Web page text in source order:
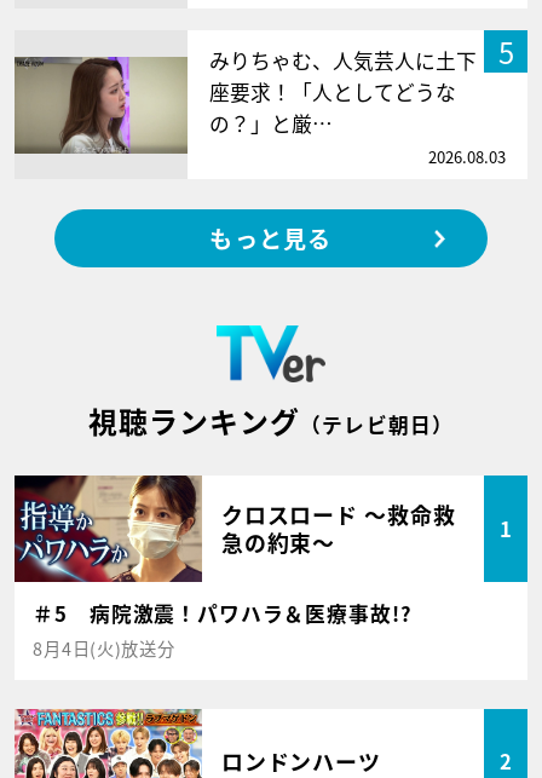
5
みりちゃむ、人気芸人に土下
座要求！「人としてどうな
の？」と厳…
2026.08.03
もっと見る
視聴ランキング （テレビ朝日）
クロスロード ～救命救
急の約束～
1
＃5 病院激震！パワハラ＆医療事故!?
8月4日(火)放送分
ロンドンハーツ 2